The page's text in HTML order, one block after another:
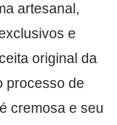
artesanal,
e
original da
processo de
cremosa e seu